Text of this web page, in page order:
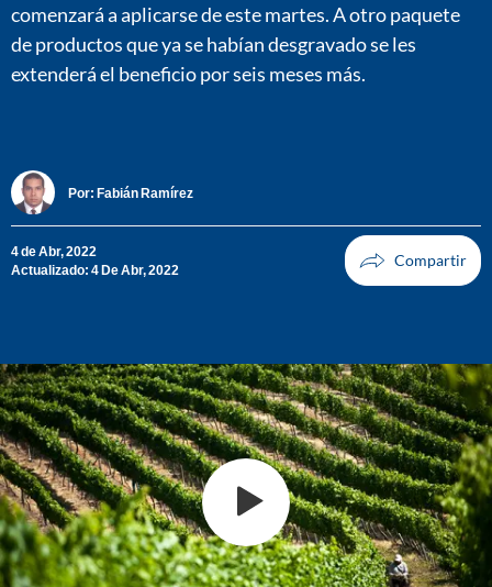
comenzará a aplicarse de este martes. A otro paquete
de productos que ya se habían desgravado se les
extenderá el beneficio por seis meses más.
Por: Fabián Ramírez
4 de Abr, 2022
Actualizado: 4 De Abr, 2022